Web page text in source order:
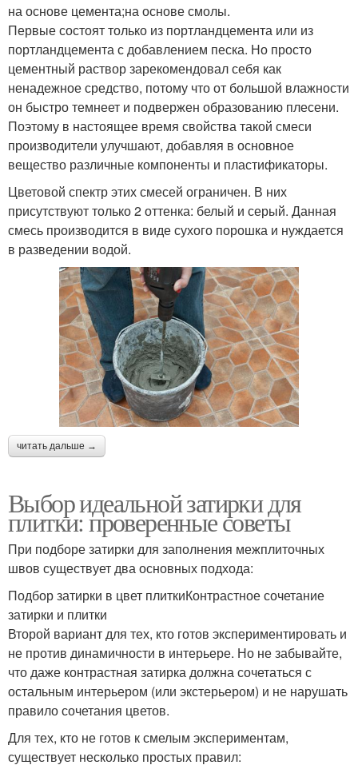
на основе цемента;на основе смолы.
Первые состоят только из портландцемента или из
портландцемента с добавлением песка. Но просто
цементный раствор зарекомендовал себя как
ненадежное средство, потому что от большой влажности
он быстро темнеет и подвержен образованию плесени.
Поэтому в настоящее время свойства такой смеси
производители улучшают, добавляя в основное
вещество различные компоненты и пластификаторы.
Цветовой спектр этих смесей ограничен. В них
присутствуют только 2 оттенка: белый и серый. Данная
смесь производится в виде сухого порошка и нуждается
в разведении водой.
читать дальше →
Выбор идеальной затирки для
плитки: проверенные советы
При подборе затирки для заполнения межплиточных
швов существует два основных подхода:
Подбор затирки в цвет плиткиКонтрастное сочетание
затирки и плитки
Второй вариант для тех, кто готов экспериментировать и
не против динамичности в интерьере. Но не забывайте,
что даже контрастная затирка должна сочетаться с
остальным интерьером (или экстерьером) и не нарушать
правило сочетания цветов.
Для тех, кто не готов к смелым экспериментам,
существует несколько простых правил: